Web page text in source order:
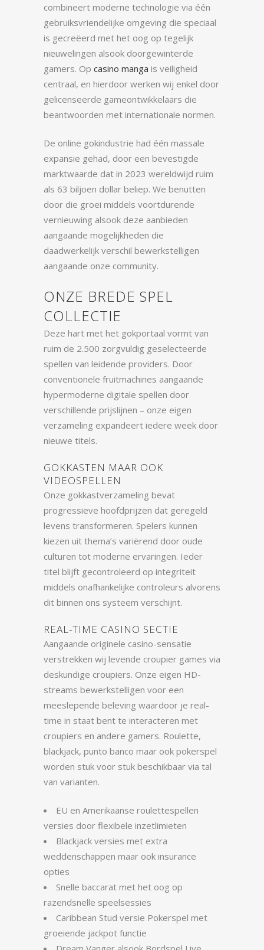
combineert moderne technologie via één
gebruiksvriendelijke omgeving die speciaal
is gecreëerd met het oog op tegelijk
nieuwelingen alsook doorgewinterde
gamers. Op casino manga is veiligheid
centraal, en hierdoor werken wij enkel door
gelicenseerde gameontwikkelaars die
beantwoorden met internationale normen.
De online gokindustrie had één massale
expansie gehad, door een bevestigde
marktwaarde dat in 2023 wereldwijd ruim
als 63 biljoen dollar beliep. We benutten
door die groei middels voortdurende
vernieuwing alsook deze aanbieden
aangaande mogelijkheden die
daadwerkelijk verschil bewerkstelligen
aangaande onze community.
ONZE BREDE SPEL
COLLECTIE
Deze hart met het gokportaal vormt van
ruim de 2.500 zorgvuldig geselecteerde
spellen van leidende providers. Door
conventionele fruitmachines aangaande
hypermoderne digitale spellen door
verschillende prijslijnen – onze eigen
verzameling expandeert iedere week door
nieuwe titels.
GOKKASTEN MAAR OOK
VIDEOSPELLEN
Onze gokkastverzameling bevat
progressieve hoofdprijzen dat geregeld
levens transformeren. Spelers kunnen
kiezen uit thema’s variërend door oude
culturen tot moderne ervaringen. Ieder
titel blijft gecontroleerd op integriteit
middels onafhankelijke controleurs alvorens
dit binnen ons systeem verschijnt.
REAL-TIME CASINO SECTIE
Aangaande originele casino-sensatie
verstrekken wij levende croupier games via
deskundige croupiers. Onze eigen HD-
streams bewerkstelligen voor een
meeslepende beleving waardoor je real-
time in staat bent te interacteren met
croupiers en andere gamers. Roulette,
blackjack, punto banco maar ook pokerspel
worden stuk voor stuk beschikbaar via tal
van varianten.
EU en Amerikaanse roulettespellen
versies door flexibele inzetlimieten
Blackjack versies met extra
weddenschappen maar ook insurance
opties
Snelle baccarat met het oog op
razendsnelle speelsessies
Caribbean Stud versie Pokerspel met
groeiende jackpot functie